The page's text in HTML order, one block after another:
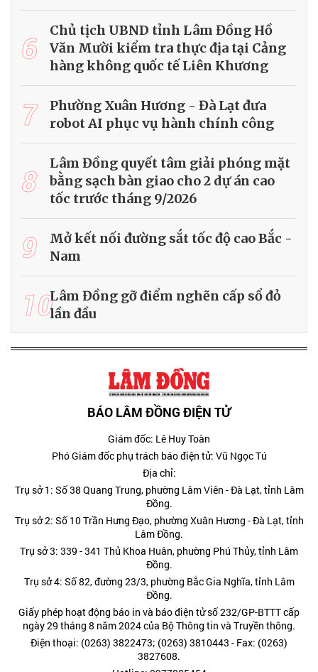
6
Chủ tịch UBND tỉnh Lâm Đồng Hồ
Văn Mười kiểm tra thực địa tại Cảng
hàng không quốc tế Liên Khương
7
Phường Xuân Hương - Đà Lạt đưa
robot AI phục vụ hành chính công
8
Lâm Đồng quyết tâm giải phóng mặt
bằng sạch bàn giao cho 2 dự án cao
tốc trước tháng 9/2026
9
Mở kết nối đường sắt tốc độ cao Bắc -
Nam
10Lâm Đồng gỡ điểm nghẽn cấp sổ đỏ
lần đầu
BÁO LÂM ĐỒNG ĐIỆN TỬ
Giám đốc: Lê Huy Toàn
Phó Giám đốc phụ trách báo điện tử: Vũ Ngọc Tú
Địa chỉ:
Trụ sở 1: Số 38 Quang Trung, phường Lâm Viên - Đà Lạt, tỉnh Lâm
Đồng.
Trụ sở 2: Số 10 Trần Hưng Đạo, phường Xuân Hương - Đà Lạt, tỉnh
Lâm Đồng.
Trụ sở 3: 339 - 341 Thủ Khoa Huân, phường Phú Thủy, tỉnh Lâm
Đồng.
Trụ sở 4: Số 82, đường 23/3, phường Bắc Gia Nghĩa, tỉnh Lâm
Đồng.
Giấy phép hoạt động báo in và báo điện tử số 232/GP-BTTT cấp
ngày 29 tháng 8 năm 2024 của Bộ Thông tin và Truyền thông.
Điện thoại: (0263) 3822473; (0263) 3810443 - Fax: (0263)
3827608.